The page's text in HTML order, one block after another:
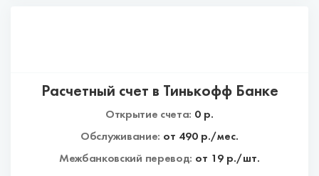
Расчетный счет в Тинькофф Банке
Открытие счета: 0 р.
Обслуживание: от 490р./мес.
Межбанковский перевод: от 19 р./шт.